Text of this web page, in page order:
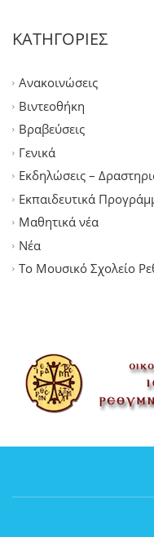
ΚΑΤΗΓΟΡΙΕΣ
Ανακοινώσεις
Βιντεοθήκη
Βραβεύσεις
Γενικά
Εκδηλώσεις –
Εκπαιδευτικά
Μαθητικά νέα
Νέα
Το Μουσικό Σχολείο